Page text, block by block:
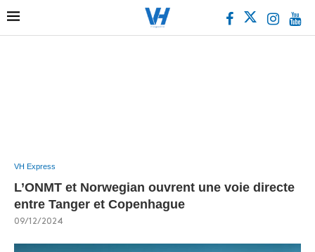
VH Express
L’ONMT et Norwegian ouvrent une voie directe
entre Tanger et Copenhague
09/12/2024